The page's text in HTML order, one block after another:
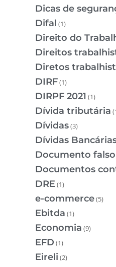
Dicas de
Difal (1)
Direito do
Direitos
Diretos
DIRF(1)
DIRPF 2021 (1)
Dívida tributária
Dívidas(3)
Dívidas
Documento falso
Documentos
DRE(1)
e-commerce(5)
Ebitda (1)
Economia (9)
EFD (1)
Eireli (2)